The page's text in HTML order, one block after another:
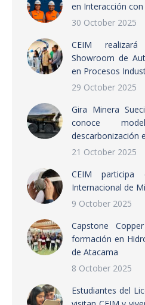
en Interacción con
30 October 2025
CEIM
Showroom de
en Procesos
29 October 2025
Gira Minera
conoce
descarbonización
21 October 2025
CEIM
Internacional de
9 October 2025
Capstone
formación en
de Atacama
8 October 2025
Estudiantes del